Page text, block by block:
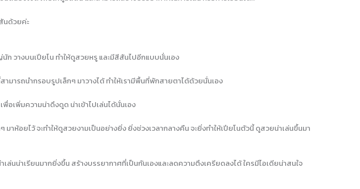
นด้วยค่ะ
วางบนเปียโน ทำให้ดูสวยหรู และมีสีสันไปอีกแบบนั่นเอง
มารถนำกรอบรูปเล็กๆ มาวางได้ ทำให้เรามีพื้นที่พักสายตาได้ด้วยนั่นเอง
อเพิ่มความน่าดึงดูด น่าเข้าไปเล่นได้นั่นเอง
าห้อยไว้ จะทำให้ดูสวยงามเป็นอย่างยิ่ง ยิ่งช่วงเวลากลางคืน จะยิ่งทำให้เปียโนตัวนี้ ดูสวยน่าเล่นขึ้นมา
นน่าเรียนมากยิ่งขึ้น สร้างบรรยากาศที่เป็นกันเองและลดความตึงเครียดลงได้ ใครมีไอเดียน่าสนใจ